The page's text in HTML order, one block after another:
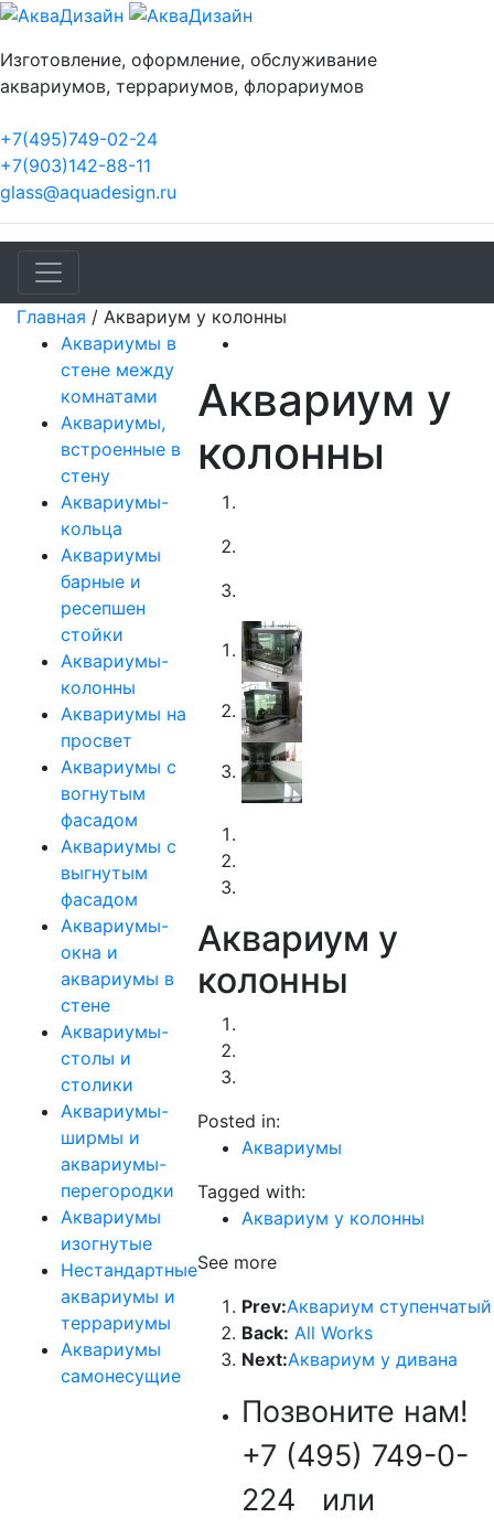
Изготовление, оформление, обслуживание
аквариумов, террариумов, флорариумов
+7(495)749-02-24
+7(903)142-88-11
glass@aquadesign.ru
Главная / Аквариум у колонны
Аквариумы в
стене между
комнатами
Аквариумы,
встроенные в
стену
Аквариумы-
кольца
Аквариумы
барные и
ресепшен
стойки
Аквариумы-
колонны
Аквариумы на
просвет
Аквариумы с
вогнутым
фасадом
Аквариумы с
выгнутым
фасадом
Аквариумы-
окна и
аквариумы в
стене
Аквариумы-
столы и
столики
Аквариумы-
ширмы и
аквариумы-
перегородки
Аквариумы
изогнутые
Нестандартные
аквариумы и
террариумы
Аквариумы
самонесущие
Аквариум у
колонны
Аквариум у
колонны
Posted in:
Аквариумы
Tagged with:
Аквариум у колонны
See more
Prev:Аквариум ступенчатый
Back: All Works
Next:Аквариум у дивана
Позвоните нам!
+7 (495) 749-0-
224 или